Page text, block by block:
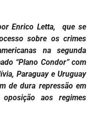
Enrico Letta, que se
sobre os crimes
na segunda
“Plano Condor” com
Paraguay e Uruguay
de dura repressão em
aos regimes